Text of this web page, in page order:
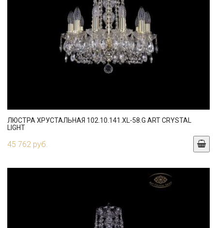
ЛЮСТРА ХРУСТАЛЬНАЯ 102.10.141.XL-58.G ART CRYSTAL
LIGHT
45 762 руб.